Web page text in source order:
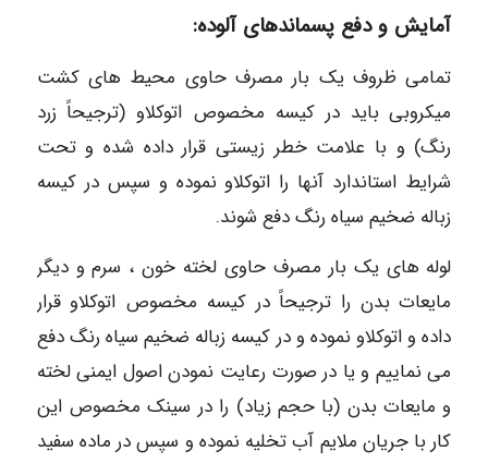
آمایش و دفع پسماندهای آلوده:
تمامی ظروف یک بار مصرف حاوی محیط های کشت
میکروبی باید در کیسه مخصوص اتوکلاو (ترجیحاً زرد
رنگ) و با علامت خطر زیستی قرار داده شده و تحت
شرایط استاندارد آنها را اتوکلاو نموده و سپس در کیسه
زباله ضخیم سیاه رنگ دفع شوند.
لوله های یک بار مصرف حاوی لخته خون ، سرم و دیگر
مایعات بدن را ترجیحاً در کیسه مخصوص اتوکلاو قرار
داده و اتوکلاو نموده و در کیسه زباله ضخیم سیاه رنگ دفع
می نماییم و یا در صورت رعایت نمودن اصول ایمنی لخته
و مایعات بدن (با حجم زیاد) را در سینک مخصوص این
کار با جریان ملایم آب تخلیه نموده و سپس در ماده سفید